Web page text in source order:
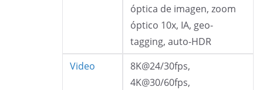
óptica de imagen, zoom
óptico 10x, IA, geo-
tagging, auto-HDR
Video
8K@24/30fps,
4K@30/60fps,